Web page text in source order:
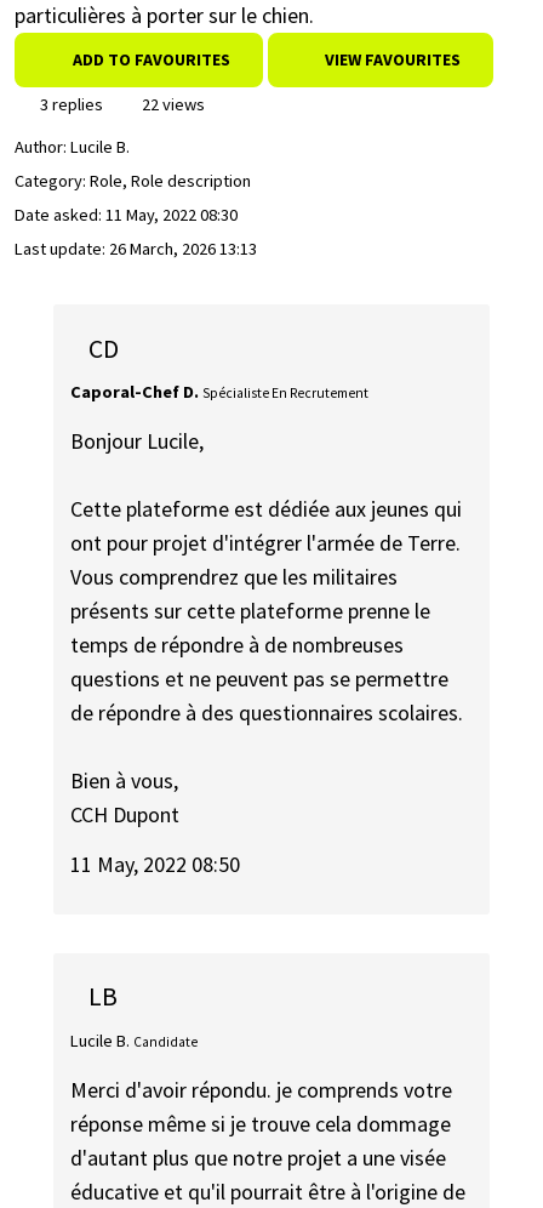
particulières à porter sur le chien.
ADD TO FAVOURITES VIEW FAVOURITES
3 replies
22 views
Author: Lucile B.
Category: Role, Role description
Date asked: 11 May, 2022 08:30
Last update: 26 March, 2026 13:13
CD
Caporal-Chef D. Spécialiste En Recrutement
Bonjour Lucile,
Cette plateforme est dédiée aux jeunes qui
ont pour projet d'intégrer l'armée de Terre.
Vous comprendrez que les militaires
présents sur cette plateforme prenne le
temps de répondre à de nombreuses
questions et ne peuvent pas se permettre
de répondre à des questionnaires scolaires.
Bien à vous,
CCH Dupont
11 May, 2022 08:50
LB
Lucile B. Candidate
Merci d'avoir répondu. je comprends votre
réponse même si je trouve cela dommage
d'autant plus que notre projet a une visée
éducative et qu'il pourrait être à l'origine de